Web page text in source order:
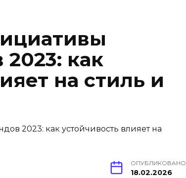
как
на стиль и
ОПУБЛИКОВАНО
18.02.2026